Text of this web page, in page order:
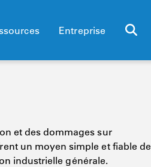
Entreprise
et des dommages sur
un moyen simple et fiable de
industrielle générale.